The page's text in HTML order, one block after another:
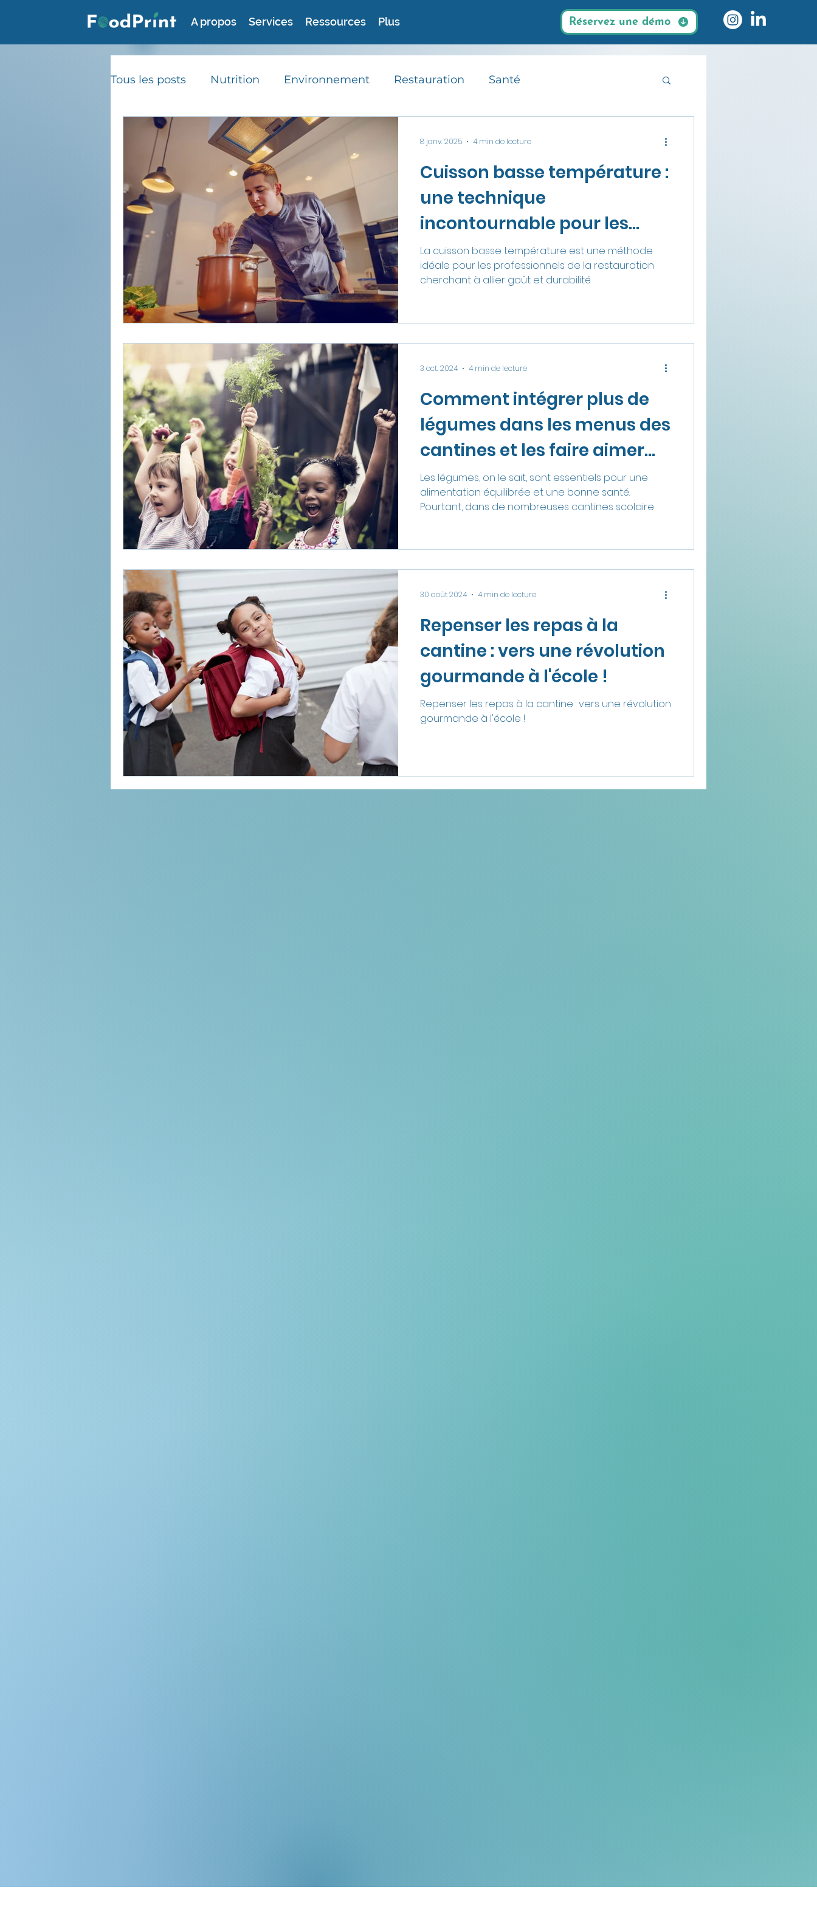
A propos Services Ressources Plus Réservez une démo
Tous les posts Nutrition Environnement Restauration Santé
Consommation durable RSE
Gaspillage alimentaire Actualités
Cuisson basse température :
une technique
incontournable pour les
professionnels de la
restauration
La cuisson basse température est une méthode
idéale pour les professionnels de la restauration
cherchant à allier goût et durabilité
8 janv. 2025 4 min de lecture
Comment intégrer plus de
légumes dans les menus des
cantines et les faire aimer
aux enfants ?
Les légumes, on le sait, sont essentiels pour une
alimentation équilibrée et une bonne santé.
Pourtant, dans de nombreuses cantines scolaire
3 oct. 2024 4 min de lecture
Repenser les repas à la
cantine : vers une révolution
gourmande à l'école !
Repenser les repas à la cantine : vers une révolution
gourmande à l'école !
30 août 2024 4 min de lecture